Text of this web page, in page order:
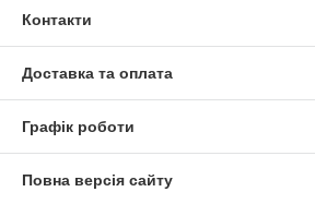
Контакти
Доставка та оплата
Графік роботи
Повна версія сайту